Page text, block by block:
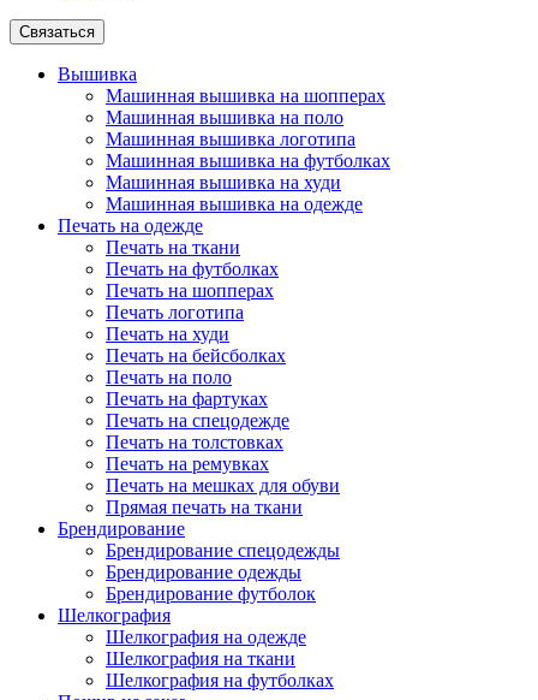
Связаться
Вышивка
Машинная вышивка на шопперах
Машинная вышивка на поло
Машинная вышивка логотипа
Машинная вышивка на футболках
Машинная вышивка на худи
Машинная вышивка на одежде
Печать на одежде
Печать на ткани
Печать на футболках
Печать на шопперах
Печать логотипа
Печать на худи
Печать на бейсболках
Печать на поло
Печать на фартуках
Печать на спецодежде
Печать на толстовках
Печать на ремувках
Печать на мешках для обуви
Прямая печать на ткани
Брендирование
Брендирование спецодежды
Брендирование одежды
Брендирование футболок
Шелкография
Шелкография на одежде
Шелкография на ткани
Шелкография на футболках